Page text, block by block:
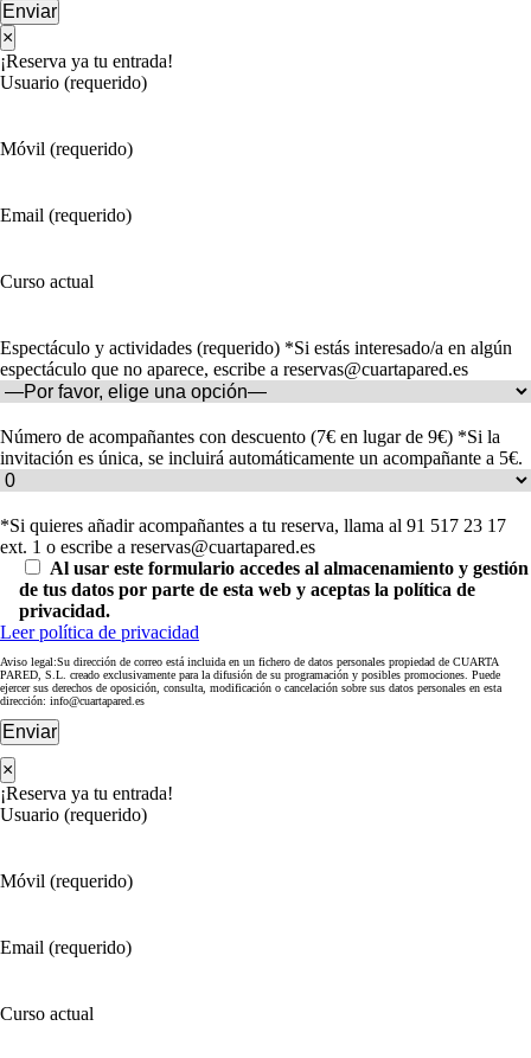
Enviar
×
¡Reserva ya tu entrada!
Usuario (requerido)
Móvil (requerido)
Email (requerido)
Curso actual
Espectáculo y actividades (requerido) *Si estás interesado/a en algún
espectáculo que no aparece, escribe a reservas@cuartapared.es
Número de acompañantes con descuento (7€ en lugar de 9€) *Si la
invitación es única, se incluirá automáticamente un acompañante a 5€.
*Si quieres añadir acompañantes a tu reserva, llama al 91 517 23 17
ext. 1 o escribe a reservas@cuartapared.es
Al usar este formulario accedes al almacenamiento y gestión
de tus datos por parte de esta web y aceptas la política de
privacidad.
Leer política de privacidad
Aviso legal:Su dirección de correo está incluida en un fichero de datos personales propiedad de CUARTA
PARED, S.L. creado exclusivamente para la difusión de su programación y posibles promociones. Puede
ejercer sus derechos de oposición, consulta, modificación o cancelación sobre sus datos personales en esta
dirección: info@cuartapared.es
Enviar
×
¡Reserva ya tu entrada!
Usuario (requerido)
Móvil (requerido)
Email (requerido)
Curso actual